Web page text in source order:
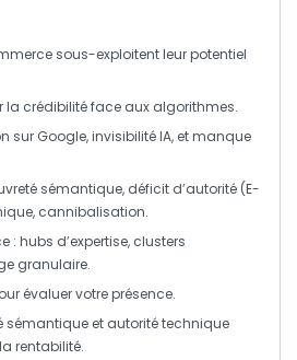
sous-exploitent leur potentiel
la crédibilité face aux algorithmes.
sur Google,invisibilité IA, et manque
sémantique, déficit d’autorité (E-
cannibalisation.
: hubs d’expertise, clusters
granulaire.
évaluer votre présence.
sémantique et autorité technique
rentabilité.